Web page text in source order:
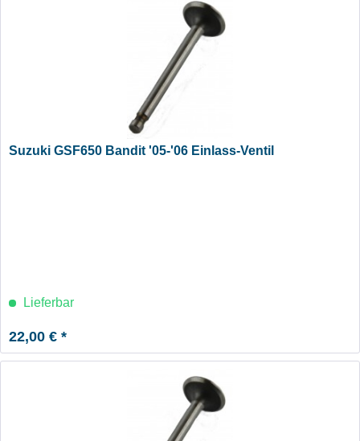
Suzuki GSF650 Bandit '05-'06 Einlass-Ventil
Lieferbar
22,00 € *